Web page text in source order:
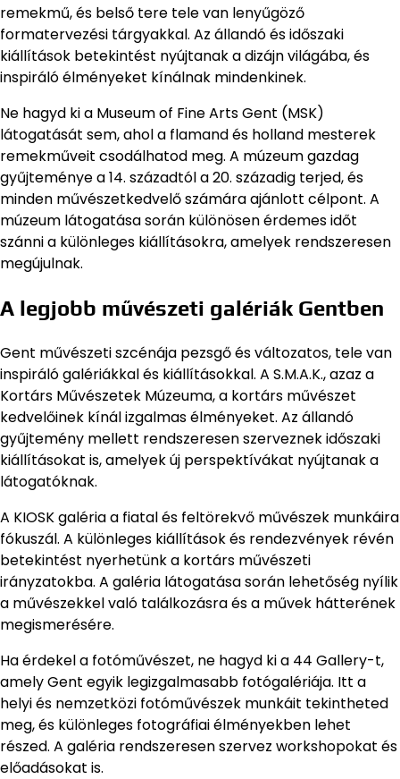
remekmű, és belső tere tele van lenyűgöző
formatervezési tárgyakkal. Az állandó és időszaki
kiállítások betekintést nyújtanak a dizájn világába, és
inspiráló élményeket kínálnak mindenkinek.
Ne hagyd ki a Museum of Fine Arts Gent (MSK)
látogatását sem, ahol a flamand és holland mesterek
remekműveit csodálhatod meg. A múzeum gazdag
gyűjteménye a 14. századtól a 20. századig terjed, és
minden művészetkedvelő számára ajánlott célpont. A
múzeum látogatása során különösen érdemes időt
szánni a különleges kiállításokra, amelyek rendszeresen
megújulnak.
A legjobb művészeti galériák Gentben
Gent művészeti szcénája pezsgő és változatos, tele van
inspiráló galériákkal és kiállításokkal. A S.M.A.K., azaz a
Kortárs Művészetek Múzeuma, a kortárs művészet
kedvelőinek kínál izgalmas élményeket. Az állandó
gyűjtemény mellett rendszeresen szerveznek időszaki
kiállításokat is, amelyek új perspektívákat nyújtanak a
látogatóknak.
A KIOSK galéria a fiatal és feltörekvő művészek munkáira
fókuszál. A különleges kiállítások és rendezvények révén
betekintést nyerhetünk a kortárs művészeti
irányzatokba. A galéria látogatása során lehetőség nyílik
a művészekkel való találkozásra és a művek hátterének
megismerésére.
Ha érdekel a fotóművészet, ne hagyd ki a 44 Gallery-t,
amely Gent egyik legizgalmasabb fotógalériája. Itt a
helyi és nemzetközi fotóművészek munkáit tekintheted
meg, és különleges fotográfiai élményekben lehet
részed. A galéria rendszeresen szervez workshopokat és
előadásokat is.